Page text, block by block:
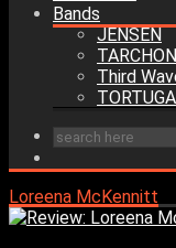
Bands
JENSEN
Third
TORTUGA
Loreena McKennitt